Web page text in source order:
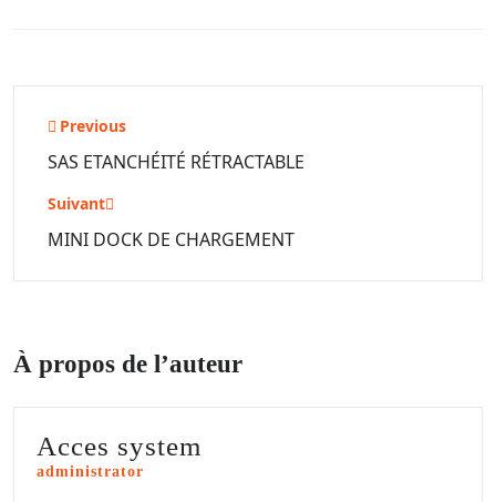
Previous
SAS ETANCHÉITÉ RÉTRACTABLE
Suivant
MINI DOCK DE CHARGEMENT
À propos de l’auteur
Acces system
administrator